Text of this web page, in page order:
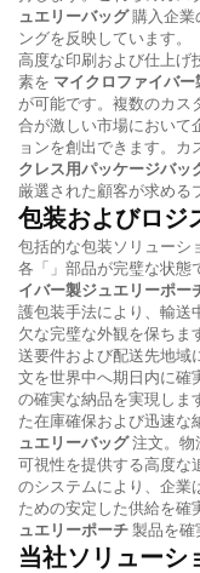
ュエリーバッグ購入企業
ングを反映しています。
高度な印刷および仕上げ
素を マイクロファイバ
が可能です。複数のカス
合が激しい市場において
ョンを創出できます。
クレス用パッケージバッ
厳選された顧客が求める
包装およびロジ
包括的な包装ソリューシ
各「」部品が完璧な状態
イバー製ジュエリーポー
護包装手法により、輸送
欠な完璧な外観を保ちま
送要件および配送先地域
文を世界中へ期日内に確
の確実な納品を実現しま
た在庫確保および迅速な
ュエリーバッグ注文。物
可視性を提供する高度な
のシステムにより、企業
ための安定した供給を確
ュエリーポーチ製品を確
当社ソリューシ